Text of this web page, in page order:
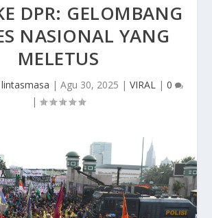
DPR: GELOMBANG
NASIONAL YANG
MELETUS
lintasmasa | Agu 30, 2025 | VIRAL| 0
|